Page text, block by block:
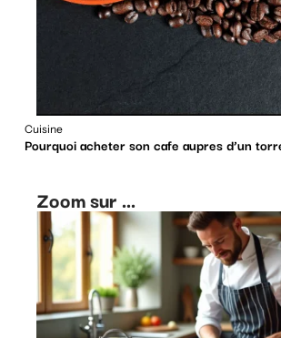
Cuisine
Pourquoi acheter son cafe aupres d’un
Zoom sur ...